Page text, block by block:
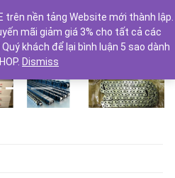
Next
trên nền tảng Website mới thành lập.
mãi giảm giá 3% cho tất cả các
khách để lại bình luận 5 sao dành
Dismiss